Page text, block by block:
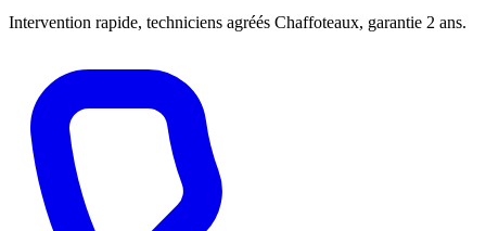
Intervention rapide, techniciens agréés Chaffoteaux, garantie 2 ans.